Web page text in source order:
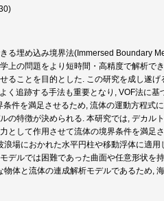
る埋め込み境界法(Immersed Boundary
上の問題をより短時間・高精度で解析で
ることを目的とした. この研究を成し遂げ
追跡する手法も重要となり, VOF法に基
件を満足させるため, 流体の運動方程式
特徴が決められる. 本研究では, デカル
として作用させて流体の境界条件を満足
場におかれた水平円柱や移動浮体に適
デルでは困難であった曲面や任意形状を
体と流体の連成解析モデルであるため,